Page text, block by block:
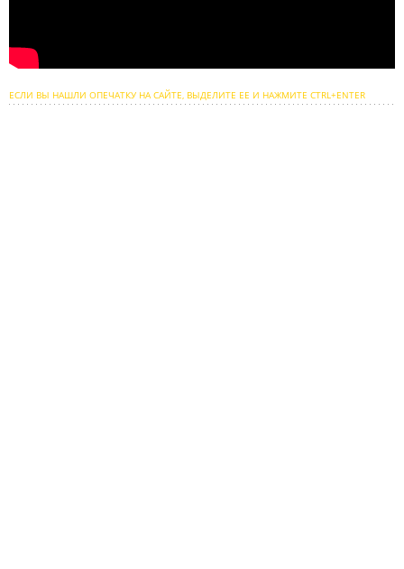
ЕСЛИ ВЫ НАШЛИ ОПЕЧАТКУ НА САЙТЕ, ВЫДЕЛИТЕ ЕЕ И НАЖМИТЕ CTRL+ENTER